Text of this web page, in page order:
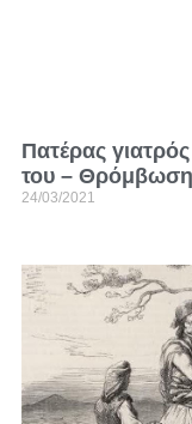
Πατέρας
του –
24/03/2021